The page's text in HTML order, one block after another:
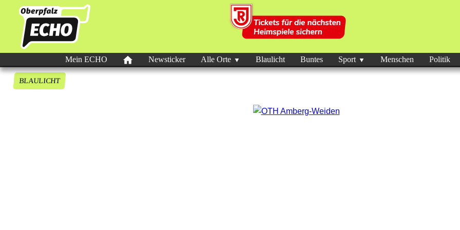
Mein ECHO Newsticker Alle Orte Blaulicht Buntes Sport Menschen Politik
BLAULICHT